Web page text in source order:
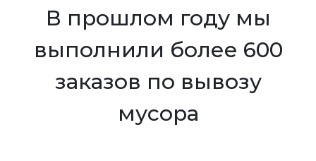
В прошлом году мы
выполнили более 600
заказов по вывозу
мусора